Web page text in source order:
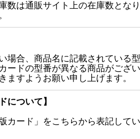
数は通販サイト上の在庫数とな
場合、商品名に記載されている
ードの型番が異なる商品がござ
ますようお願い申し上げます。
について】
カード」をこちらから表記して